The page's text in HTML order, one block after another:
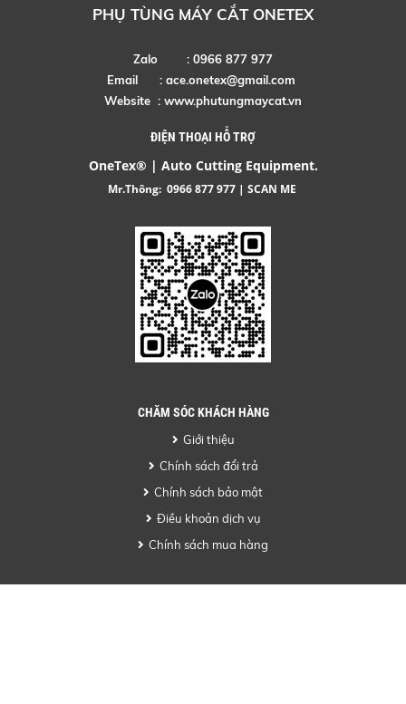
PHỤ TÙNG MÁY CẮT ONETEX
Zalo : 0966 877 977
Email : ace.onetex@gmail.com
Website : www.phutungmaycat.vn
ĐIỆN THOẠI HỖ TRỢ
OneTex® | Auto Cutting Equipment.
Mr.Thông: 0966 877 977 | SCAN ME
CHĂM SÓC KHÁCH HÀNG
Giới thiệu
Chính sách đổi trả
Chính sách bảo mật
Điều khoản dịch vụ
Chính sách mua hàng